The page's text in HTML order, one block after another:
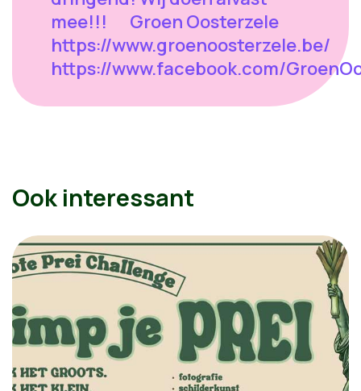
mee!!! Groen Oosterzele
https://www.groenoosterzele.be/
https://www.facebook.com/
Ook interessant